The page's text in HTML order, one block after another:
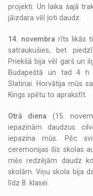
projekti. Un laika šajā
jāizdara vēl ļoti daudz.
14. novembra rīts likās
satraukušies, bet
Priekšā bija vēl garš un
Budapeštā un tad 4 h
Slatinai. Horvātija mūs
Kings spētu to aprakstīt.
Otrā diena (15.
iepazinām daudzus
iepazina mūs. Pēc
ceremonijas šīs skolas
mēs redzējām daudz
skolām. Viņu skola bija
līdz 8. klasei.